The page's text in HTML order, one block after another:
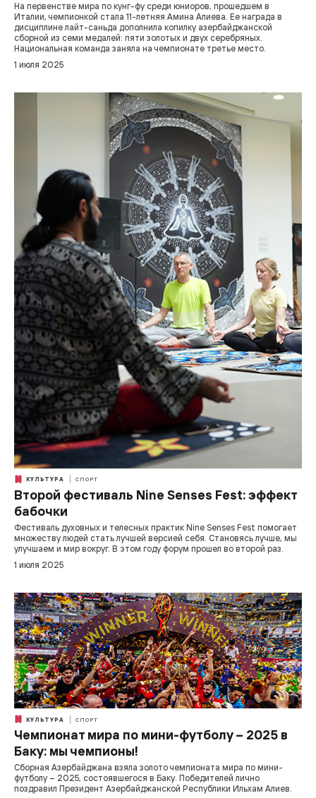
На первенстве мира по кунг-фу среди юниоров, прошедшем в
Италии, чемпионкой стала 11-летняя Амина Алиева. Ее награда в
дисциплине лайт-саньда дополнила копилку азербайджанской
сборной из семи медалей: пяти золотых и двух серебряных.
Национальная команда заняла на чемпионате третье место.
1 июля 2025
КУЛЬТУРА СПОРТ
Второй фестиваль Nine Senses Fest: эффект
бабочки
Фестиваль духовных и телесных практик Nine Senses Fest помогает
множеству людей стать лучшей версией себя. Становясь лучше, мы
улучшаем и мир вокруг. В этом году форум прошел во второй раз.
1 июля 2025
КУЛЬТУРА СПОРТ
Чемпионат мира по мини-футболу – 2025 в
Баку: мы чемпионы!
Сборная Азербайджана взяла золото чемпионата мира по мини-
футболу – 2025, состоявшегося в Баку. Победителей лично
поздравил Президент Азербайджанской Республики Ильхам Алиев.